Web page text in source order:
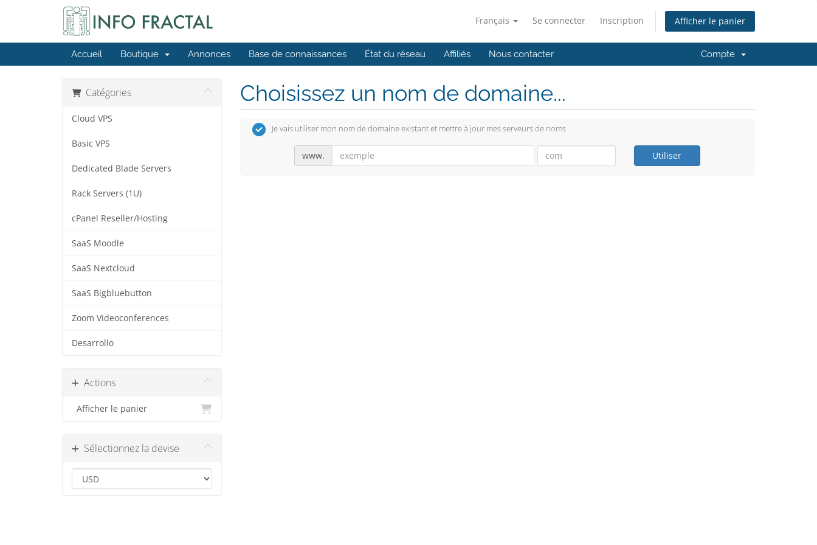
Français Se connecter Inscription Afficher le panier
Accueil Boutique Annonces Base de connaissances État du réseau Affiliés Nous contacter Compte
Catégories
Cloud VPS
Basic VPS
Dedicated Blade Servers
Rack Servers (1U)
cPanel Reseller/Hosting
SaaS Moodle
SaaS Nextcloud
SaaS Bigbluebutton
Zoom Videoconferences
Desarrollo
Actions
Afficher le panier
Sélectionnez la devise
Choisissez un nom de domaine...
Je vais utiliser mon nom de domaine existant et mettre à jour mes serveurs de noms
www. Utiliser